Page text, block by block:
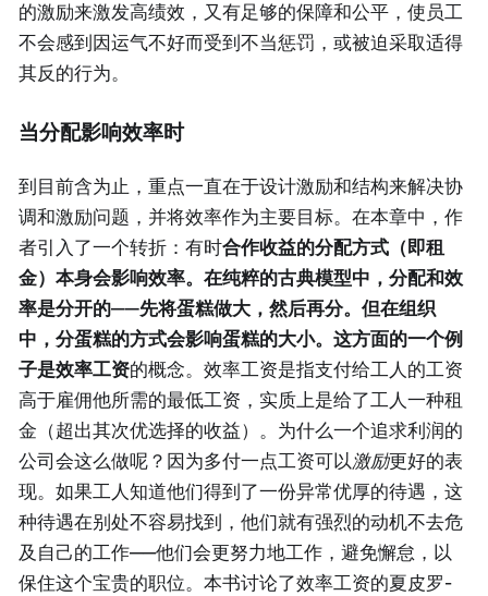
的激励来激发高绩效，又有足够的保障和公平，使员工
不会感到因运气不好而受到不当惩罚，或被迫采取适得
其反的行为。
当分配影响效率时
到目前含为止，重点一直在于设计激励和结构来解决协
调和激励问题，并将效率作为主要目标。在本章中，作
者引入了一个转折：有时合作收益的分配方式（即租
金）本身会影响效率。在纯粹的古典模型中，分配和效
率是分开的——先将蛋糕做大，然后再分。但在组织
中，分蛋糕的方式会影响蛋糕的大小。这方面的一个例
子是效率工资的概念。效率工资是指支付给工人的工资
高于雇佣他所需的最低工资，实质上是给了工人一种租
金（超出其次优选择的收益）。为什么一个追求利润的
公司会这么做呢？因为多付一点工资可以激励更好的表
现。如果工人知道他们得到了一份异常优厚的待遇，这
种待遇在别处不容易找到，他们就有强烈的动机不去危
及自己的工作——他们会更努力地工作，避免懈怠，以
保住这个宝贵的职位。本书讨论了效率工资的夏皮罗-